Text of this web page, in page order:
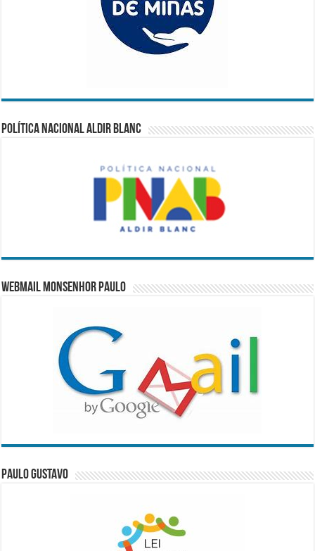
Política Nacional Aldir Blanc
WebMail Monsenhor Paulo
Paulo Gustavo